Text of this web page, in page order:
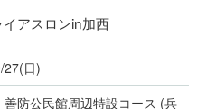
アスロンin加西
27(日)
善防公民館周辺特設コース (兵